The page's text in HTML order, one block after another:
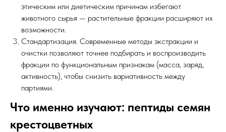
этическим или диетическим причинам избегают
животного сырья — растительные фракции расширяют их
возможности.
Стандартизация. Современные методы экстракции и
очистки позволяют точнее подбирать и воспроизводить
фракции по функциональным признакам (масса, заряд,
активность), чтобы снизить вариативность между
партиями.
Что именно изучают: пептиды семян
крестоцветных